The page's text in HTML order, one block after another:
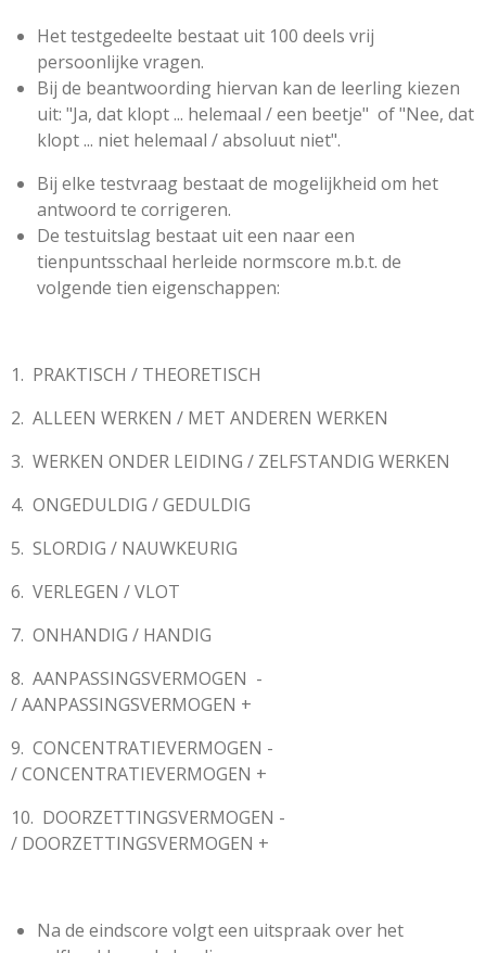
Het testgedeelte bestaat uit 100 deels vrij
persoonlijke vragen.
Bij de beantwoording hiervan kan de leerling kiezen
uit: "Ja, dat klopt ... helemaal / een beetje" of"Nee, dat
klopt ... niet helemaal / absoluut niet".
Bij elke testvraag bestaat de mogelijkheid om het
antwoord te corrigeren.
De testuitslag bestaat uit een naar een
tienpuntsschaal herleide normscore m.b.t. de
volgende tien eigenschappen:
1. PRAKTISCH / THEORETISCH
2. ALLEEN WERKEN / MET ANDEREN WERKEN
3. WERKEN ONDER LEIDING / ZELFSTANDIG WERKEN
4. ONGEDULDIG / GEDULDIG
5. SLORDIG / NAUWKEURIG
6. VERLEGEN / VLOT
7. ONHANDIG / HANDIG
8. AANPASSINGSVERMOGEN -
/ AANPASSINGSVERMOGEN +
9. CONCENTRATIEVERMOGEN -
/ CONCENTRATIEVERMOGEN +
10. DOORZETTINGSVERMOGEN -
/ DOORZETTINGSVERMOGEN +
Na de eindscore volgt een uitspraak over het